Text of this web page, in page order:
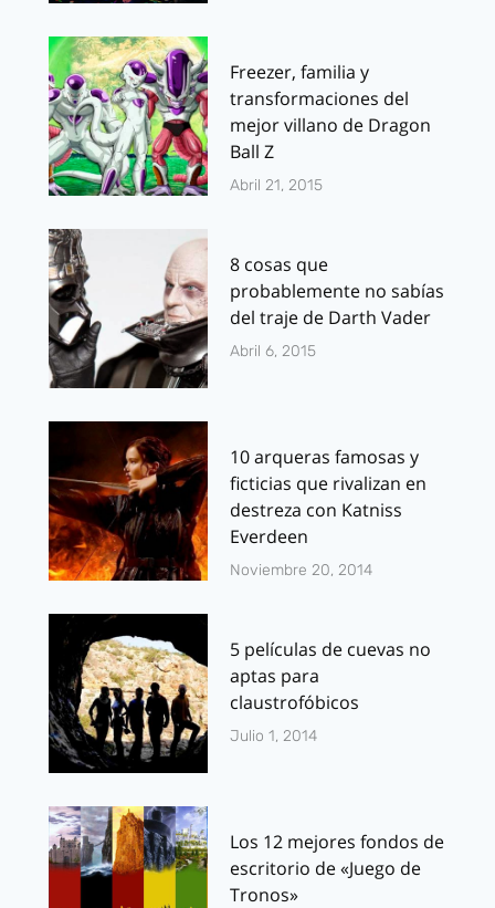
Freezer, familia y
transformaciones del
mejor villano de Dragon
Ball Z
Abril 21, 2015
8 cosas que
probablemente no sabías
del traje de Darth Vader
Abril 6, 2015
10 arqueras famosas y
ficticias que rivalizan en
destreza con Katniss
Everdeen
Noviembre 20, 2014
5 películas de cuevas no
aptas para
claustrofóbicos
Julio 1, 2014
Los 12 mejores fondos de
escritorio de «Juego de
Tronos»